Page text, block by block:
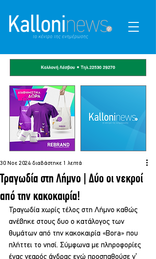
Τραγωδία στη Λήμνο | Δύο οι νεκροί
από την κακοκαιρία!
30 Νοε 2024 διαβάστηκε 1 λεπτά
Τραγωδία χωρίς τέλος στη Λήμνο καθώς
ανέβηκε στους δυο ο κατάλογος των
θυμάτων από την κακοκαιρία «Bora» που
πλήττει το νησί. Σύμφωνα με πληροφορίες
ένας νεαρός άνδρας ενώ προσπαθούσε ν’